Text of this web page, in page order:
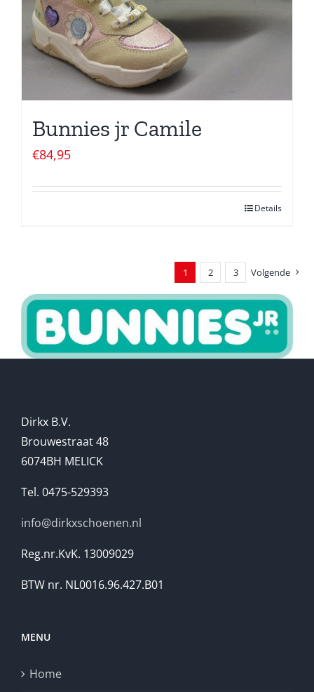
Bunnies jr Camile
€84,95
Details
1 2 3 Volgende
Dirkx B.V.
Brouwestraat 48
6074BH MELICK
Tel. 0475-529393
info@dirkxschoenen.nl
Reg.nr.KvK. 13009029
BTW nr. NL0016.96.427.B01
MENU
Home